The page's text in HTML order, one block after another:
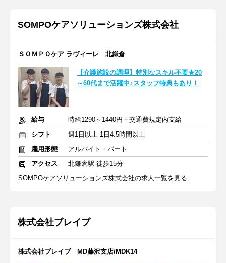
SOMPOケアソリューションズ株式会社
ＳＯＭＰＯケア ラヴィーレ 北鎌倉
【介護施設の調理】特別なスキル不要★20
～60代まで活躍中♪スタッフ特典もあり！
給与
時給1290～1440円＋交通費規定内支給
シフト
週1日以上 1日4.5時間以上
雇用形態
アルバイト・パート
アクセス
北鎌倉駅 徒歩15分
SOMPOケアソリューションズ株式会社の求人一覧を見る
株式会社ブレイブ
株式会社ブレイブ MD藤沢支店/MDK14